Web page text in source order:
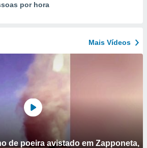
por hora
Mais Vídeos
de poeira avistado em Zapponeta,